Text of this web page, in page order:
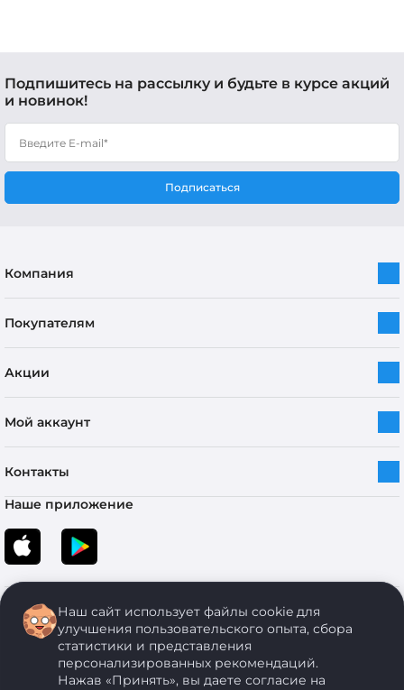
Подпишитесь на рассылку и будьте в курсе акций
и новинок!
Подписаться
Компания
Покупателям
Акции
Мой аккаунт
Контакты
Наше приложение
Copyright © 2005-2026 ОДО “ЭКОНОМСТРОЙ”. Все права защищены.
Наш сайт использует файлы cookie для
улучшения пользовательского опыта, сбора
статистики и представления
персонализированных рекомендаций.
Нажав «Принять», вы даете согласие на